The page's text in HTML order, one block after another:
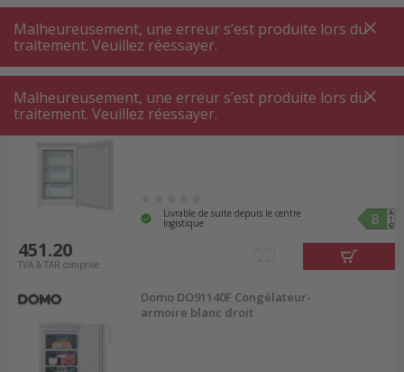
65 P.
Trier par
Severin GS8848 Congélateur
blanc, ouverture à droite
Livrable de suite depuis le centre
logistique
451.20
TVA & TAR comprise
Domo DO91140F Congélateur-
armoire blanc droit
Malheureusement, une erreur s’est produite lors du
traitement. Veuillez réessayer.
Malheureusement, une erreur s’est produite lors du
traitement. Veuillez réessayer.